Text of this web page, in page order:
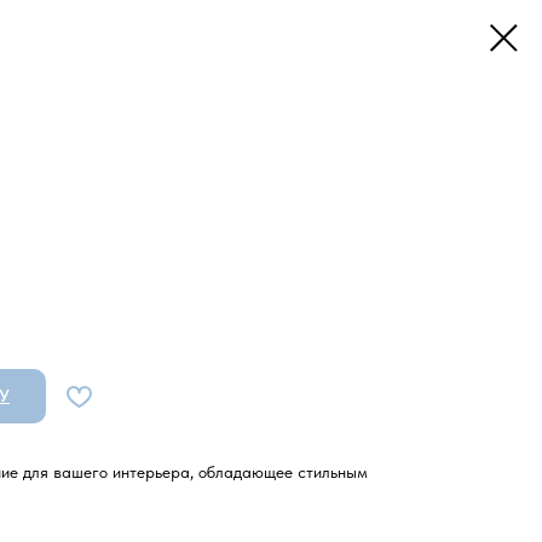
для вашего интерьера, обладающее стильным